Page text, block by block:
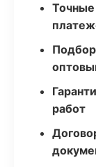
Точные
работ